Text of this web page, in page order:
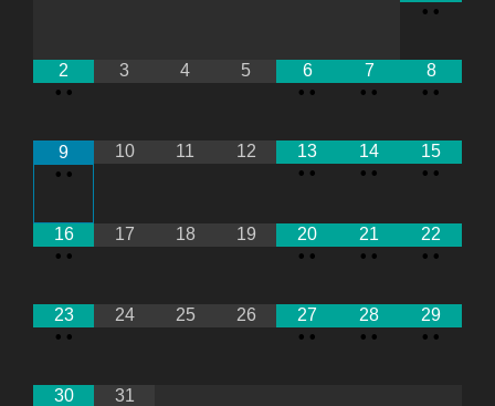
• •
2
• •
3 4 5
6
• •
7
• •
8
• •
9
• •
10 11 12
13
• •
14
• •
15
• •
16
• •
17 18 19
20
• •
21
• •
22
• •
23
• •
24 25 26
27
• •
28
• •
29
• •
30
31